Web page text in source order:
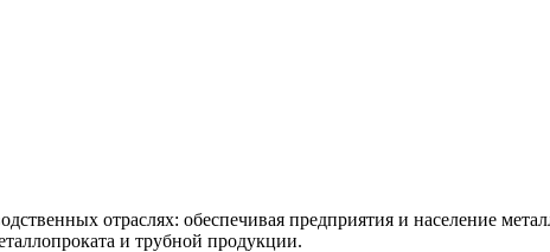
отраслях: обеспечивая предприятия и население
и трубной продукции.